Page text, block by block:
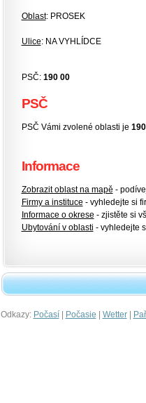
Oblast: PROSEK
Ulice: NA VYHLÍDCE
PSČ: 190 00
PSČ
PSČ Vámi zvolené oblasti je
Informace
Zobrazit oblast na mapě -
Firmy a instituce - vyhledejte si
Informace o okrese - zjistěte si
Ubytování v oblasti - vyhledejte
Odkazy: Počasí| Počasie | Wetter|